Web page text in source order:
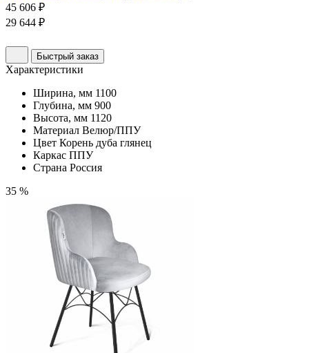
45 606 ₽
29 644 ₽
Быстрый заказ
Характеристики
Ширина, мм 1100
Глубина, мм 900
Высота, мм 1120
Материал Велюр/ППУ
Цвет Корень дуба глянец
Каркас ППУ
Страна Россия
35 %